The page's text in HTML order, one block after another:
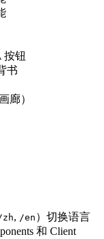
按钮
书
廊）
zh, /en ）切换语言
和 Client